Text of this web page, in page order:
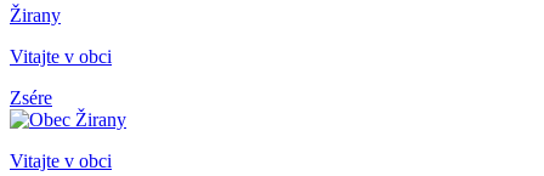
Žirany
Vitajte v obci
Zsére
Vitajte v obci